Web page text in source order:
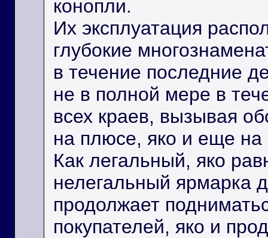
конопли.
Их эксплуатация
глубокие
в течение последние
не в полной мере в
всех краев, вызывая
на плюсе, яко и еще на
Как легальный, яко
нелегальный ярмарка
продолжает
покупателей, яко и